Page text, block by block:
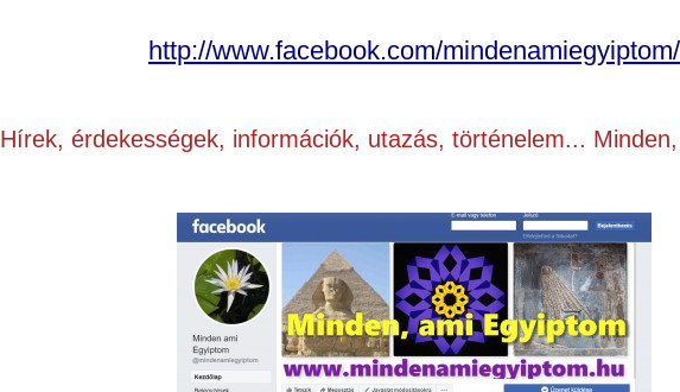
http://www.facebook.com/mindenamiegyiptom/
Hírek, érdekességek, információk, utazás, történelem...